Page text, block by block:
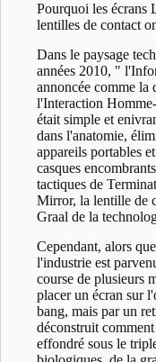
Pourquoi les écrans
lentilles de contact
Dans le paysage
années 2010, "
annoncée comme la
l'Interaction
était simple et
dans l'anatomie,
appareils portables
casques
tactiques de
Mirror, la lentille de
Graal de la
Cependant, alors
l'industrie est
course de plusieurs
placer un écran sur
bang, mais par un
déconstruit
effondré sous le